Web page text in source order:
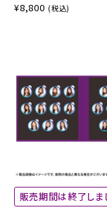
¥8,800 (税込)
販売期間は終了しま